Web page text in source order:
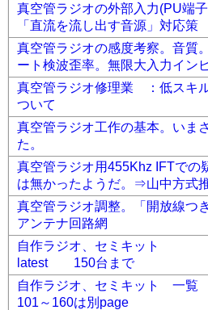
真空管ラジオの外部入力(PU端
「直流を流し出す音源」対応策
真空管ラジオの感度考察。音質
ート検波歪率。無限大入力イン
真空管ラジオ修理業 ：低スキ
ついて
真空管ラジオ工作の基本。いま
た。
真空管ラジオ用455Khz IFTで
は無かったようだ。⇒山中方式
真空管ラジオ調整。「開放線つ
アンテナ回路網
自作ラジオ、セミキッ
latest 150台まで
自作ラジオ、セミキット 一
101～160は別page